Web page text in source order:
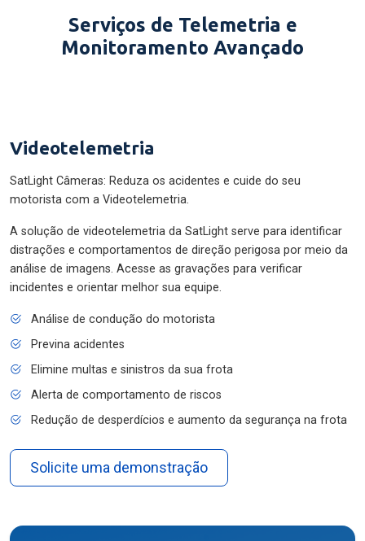
Serviços de Telemetria e
Monitoramento Avançado
Videotelemetria
SatLight Câmeras: Reduza os acidentes e cuide do seu
motorista com a Videotelemetria.
A solução de videotelemetria da SatLight serve para identificar
distrações e comportamentos de direção perigosa por meio da
análise de imagens. Acesse as gravações para verificar
incidentes e orientar melhor sua equipe.
Análise de condução do motorista
Previna acidentes
Elimine multas e sinistros da sua frota
Alerta de comportamento de riscos
Redução de desperdícios e aumento da segurança na frota
Solicite uma demonstração